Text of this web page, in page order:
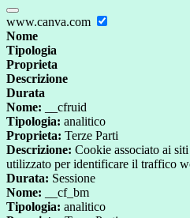
www.canva.com
Nome
Tipologia
Proprieta
Descrizione
Durata
Nome: __cfruid
Tipologia: analitico
Proprieta: Terze Parti
Descrizione: Cookie associato ai
utilizzato per identificare il traffico
Durata: Sessione
Nome: __cf_bm
Tipologia: analitico